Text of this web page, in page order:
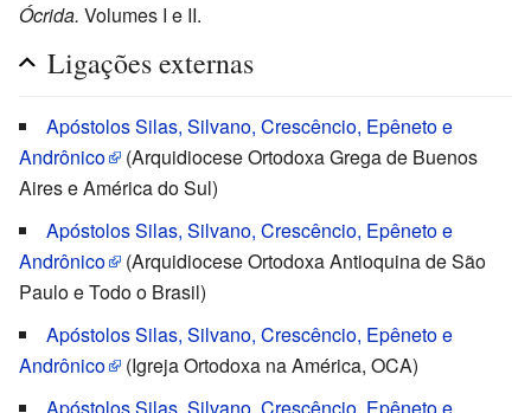
Ócrida. Volumes I e II.
Ligações externas
Apóstolos Silas, Silvano, Crescêncio, Epêneto e
Andrônico
(Arquidiocese Ortodoxa Grega de Buenos
Aires e América do Sul)
Apóstolos Silas, Silvano, Crescêncio, Epêneto e
Andrônico
(Arquidiocese Ortodoxa Antioquina de São
Paulo e Todo o Brasil)
Apóstolos Silas, Silvano, Crescêncio, Epêneto e
Andrônico
(Igreja Ortodoxa na América, OCA)